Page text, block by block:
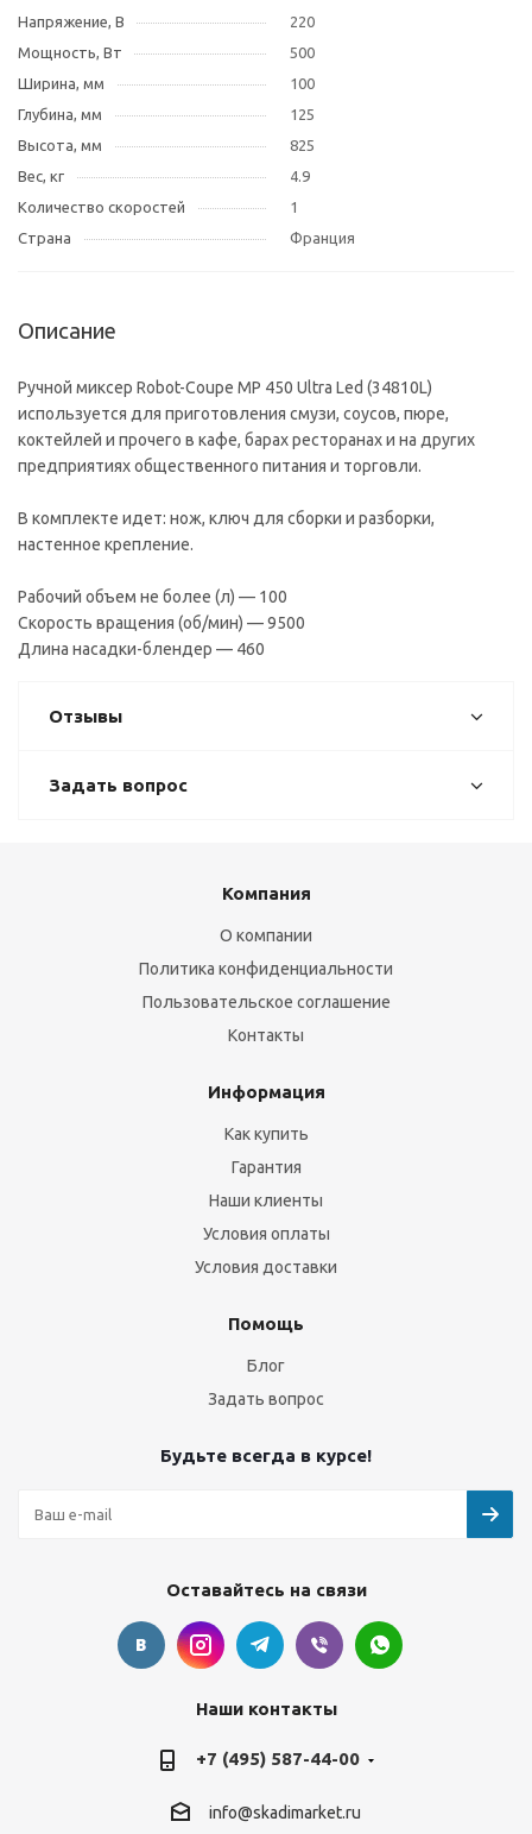
Напряжение, В
220
Мощность, Вт
500
Ширина, мм
100
Глубина, мм
125
Высота, мм
825
Вес, кг
4.9
Количество скоростей
1
Страна
Франция
Описание
Ручной миксер Robot-Coupe MP 450 Ultra Led (34810L)
используется для приготовления смузи, соусов, пюре,
коктейлей и прочего в кафе, барах ресторанах и на других
предприятиях общественного питания и торговли.
В комплекте идет: нож, ключ для сборки и разборки,
настенное крепление.
Рабочий объем не более (л) — 100
Скорость вращения (об/мин) — 9500
Длина насадки-блендер — 460
Отзывы
Задать вопрос
Компания
О компании
Политика конфиденциальности
Пользовательское соглашение
Контакты
Информация
Как купить
Гарантия
Наши клиенты
Условия оплаты
Условия доставки
Помощь
Блог
Задать вопрос
Будьте всегда в курсе!
Оставайтесь на связи
Наши контакты
+7 (495) 587-44-00
info@skadimarket.ru